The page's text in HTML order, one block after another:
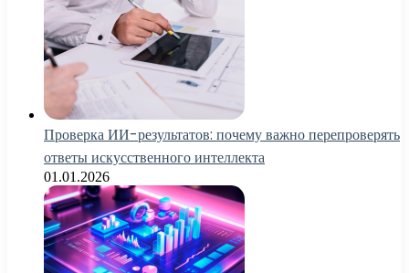
Проверка ИИ-результатов: почему важно перепроверять
ответы искусственного интеллекта
01.01.2026